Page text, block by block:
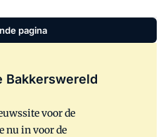
al snel tot de wederopbouw van
met een grotere capaciteit.
productie. In vijf jaar tijd
technologie, speelden en spelen
een belangrijke rol.
pagina
Bakkerswereld
voor de
nu in voor de